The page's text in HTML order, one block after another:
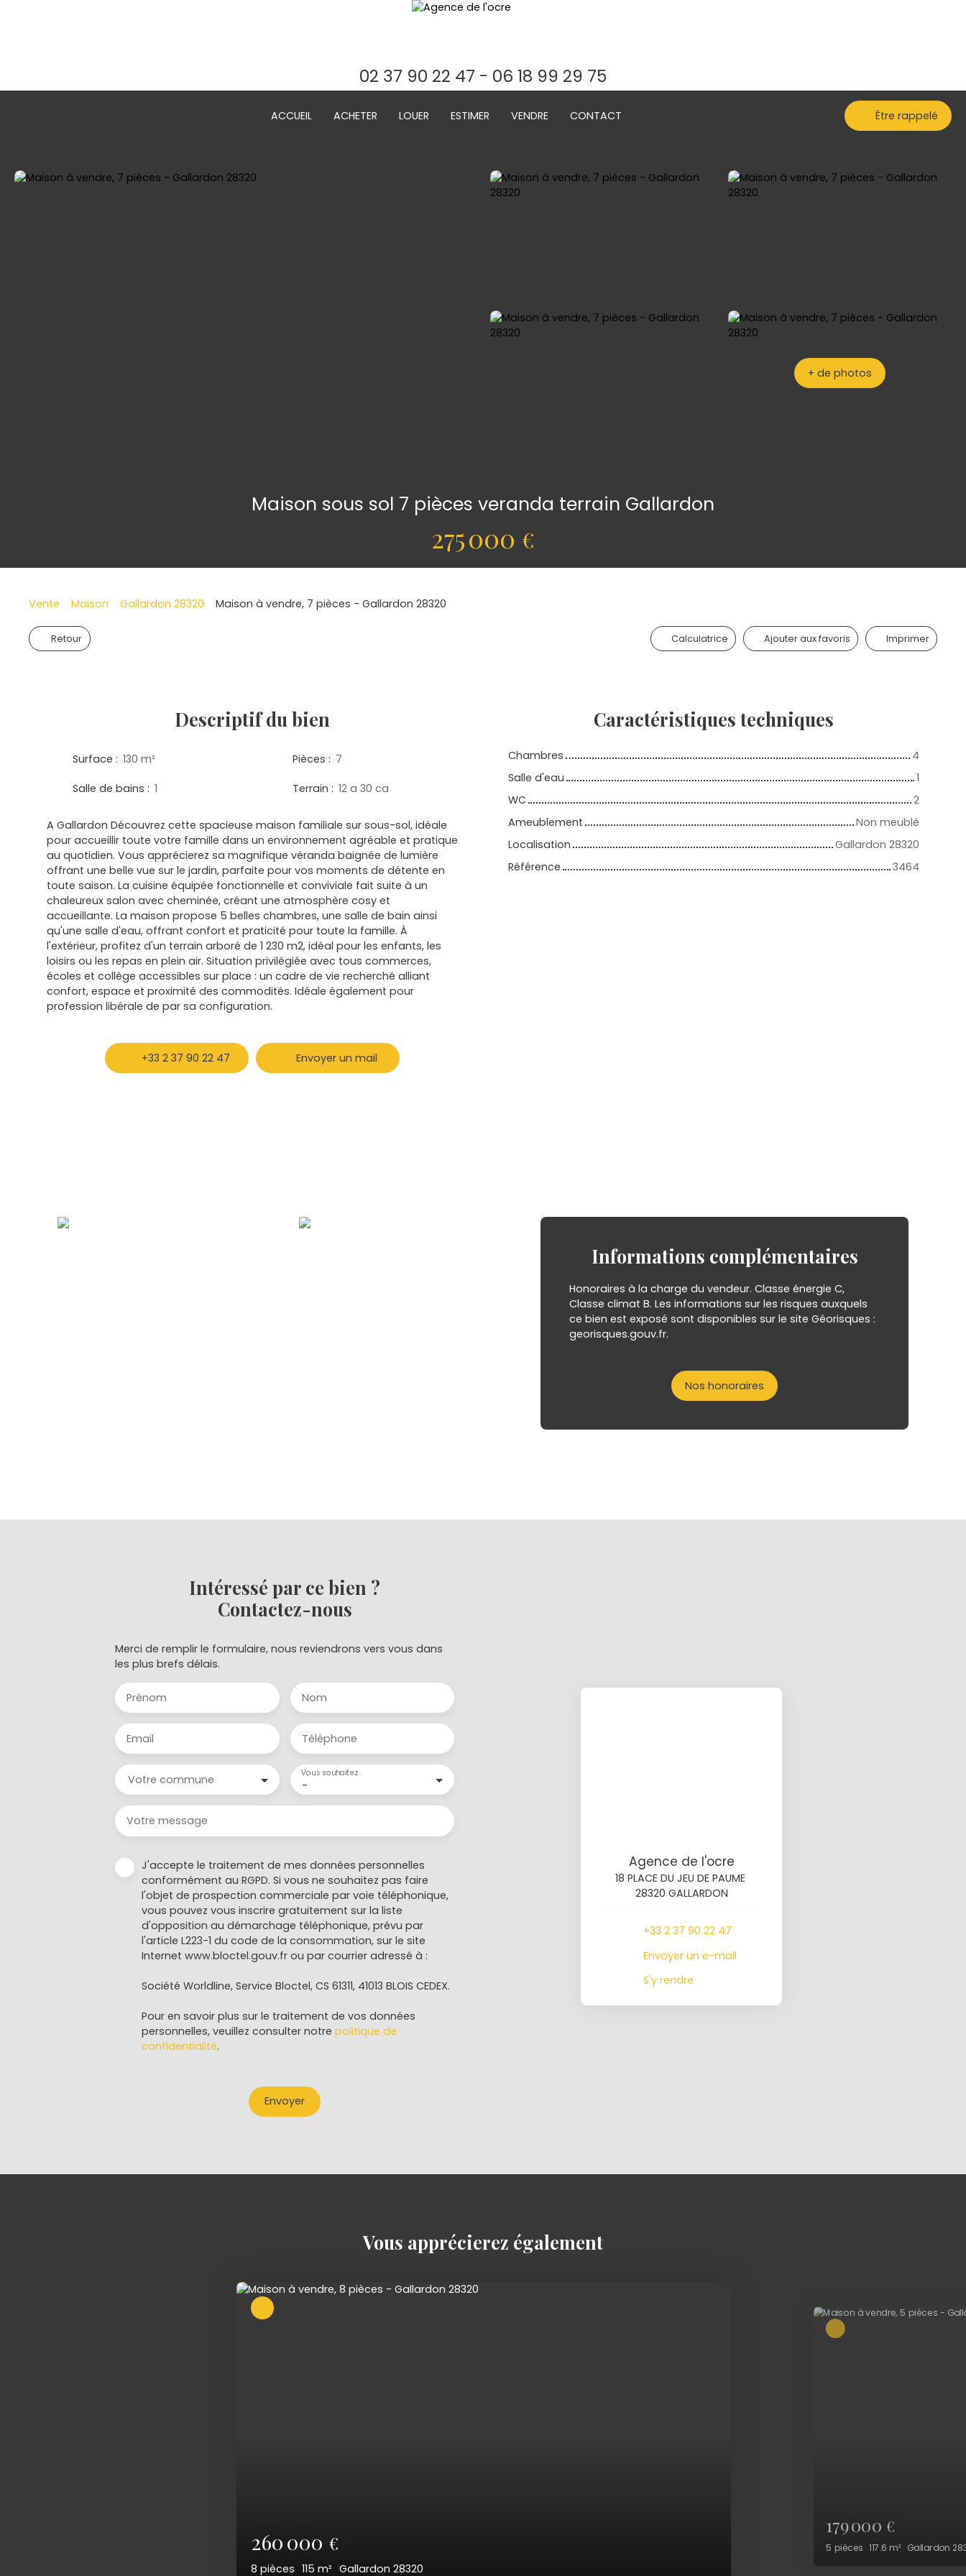
02 37 90 22 47 - 06 18 99 29 75
ACCUEIL ACHETER LOUER ESTIMER VENDRE CONTACT Être rappelé
+ de photos
Maison sous sol 7 pièces veranda terrain Gallardon
275 000 €
Vente Maison Gallardon 28320 Maison à vendre, 7 pièces - Gallardon 28320
Retour Calculatrice Ajouter aux favoris Imprimer
Descriptifdu bien
Surface : 130 m² Pièces : 7
Salle de bains : 1 Terrain : 12 a 30 ca
A Gallardon Découvrez cette spacieuse maison familiale sur sous-sol, idéale
pour accueillir toute votre famille dans un environnement agréable et pratique
au quotidien. Vous apprécierez sa magnifique véranda baignée de lumière
offrant une belle vue sur le jardin, parfaite pour vos moments de détente en
toute saison. La cuisine équipée fonctionnelle et conviviale fait suite à un
chaleureux salon avec cheminée, créant une atmosphère cosy et
accueillante. La maison propose 5 belles chambres, une salle de bain ainsi
qu'une salle d'eau, offrant confort et praticité pour toute la famille. À
l'extérieur, profitez d'un terrain arboré de 1 230 m2, idéal pour les enfants, les
loisirs ou les repas en plein air. Situation privilégiée avec tous commerces,
écoles et collège accessibles sur place : un cadre de vie recherché alliant
confort, espace et proximité des commodités. Idéale également pour
profession libérale de par sa configuration.
+33 2 37 90 22 47 Envoyer un mail
Caractéristiques techniques
Chambres
4
Salle d'eau
1
WC
2
Ameublement
Non meublé
Localisation
Gallardon 28320
Référence
3464
Informations complémentaires
Honoraires à la charge du vendeur. Classe énergie C,
Classe climat B. Les informations sur les risques auxquels
ce bien est exposé sont disponibles sur le site Géorisques :
georisques.gouv.fr.
Nos honoraires
Intéressé par ce bien ?
Contactez-nous
Merci de remplir le formulaire, nous reviendrons vers vous dans
les plus brefs délais.
Prénom Nom
Email Téléphone
Votre commune -
Vous souhaitez
Votre message
J'accepte le traitement de mes données personnelles
conformément au RGPD. Si vous ne souhaitez pas faire
l'objet de prospection commerciale par voie téléphonique,
vous pouvez vous inscrire gratuitement sur la liste
d'opposition au démarchage téléphonique, prévu par
l'article L223-1 du code de la consommation, sur le site
Internet www.bloctel.gouv.fr ou par courrier adressé à :
Société Worldline, Service Bloctel, CS 61311, 41013 BLOIS CEDEX.
Pour en savoir plus sur le traitement de vos données
personnelles, veuillez consulter notre politique de
confidentialité.
Envoyer
Agence de l'ocre
18 PLACE DU JEU DE PAUME
28320 GALLARDON
+33 2 37 90 22 47
Envoyer un e-mail
S'y rendre
Vous apprécierez également
179 000€
5pièces 117.6 m² Gallardon 28320
241 500€
4pièces 121m² Gallardon